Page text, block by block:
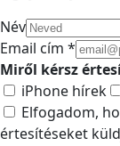
Név
Email cím *
Miről kérsz
iPhone hírek
Elfogadom,
értesítéseket